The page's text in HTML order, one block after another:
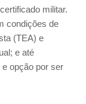
militar.
condições de
(TEA) e
e até
opção por ser